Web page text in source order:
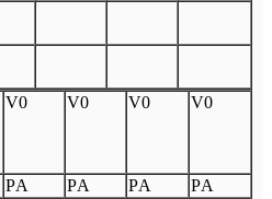
V0 V0 V0 V0
PA PA PA PA